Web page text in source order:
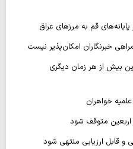
خبرنگاران امکان‌پذیر نیست
بیش از هر زمان دیگری
خواهران
اربعین متوقف شود
و قابل ارزیابی منتهی شود